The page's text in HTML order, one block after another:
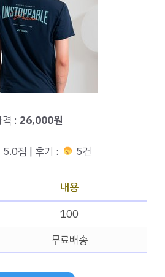
: 26,000원
점 | 후기 : 5건
내용
100
무료배송